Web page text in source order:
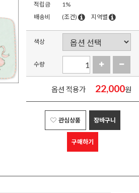
적립금
1%
배송비
(조건) 지역별
색상
수량
옵션 적용가 22,000원
관심상품 장바구니
구매하기